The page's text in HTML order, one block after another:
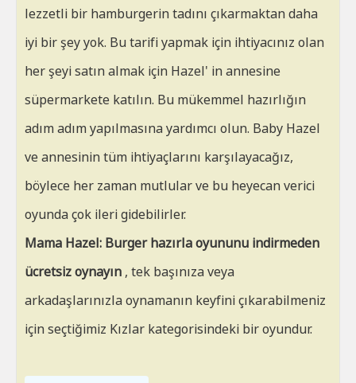
lezzetli bir hamburgerin tadını çıkarmaktan daha
iyi bir şey yok. Bu tarifi yapmak için ihtiyacınız olan
her şeyi satın almak için Hazel' in annesine
süpermarkete katılın. Bu mükemmel hazırlığın
adım adım yapılmasına yardımcı olun. Baby Hazel
ve annesinin tüm ihtiyaçlarını karşılayacağız,
böylece her zaman mutlular ve bu heyecan verici
oyunda çok ileri gidebilirler.
Mama Hazel: Burger hazırla oyununu indirmeden
ücretsiz oynayın , tek başınıza veya
arkadaşlarınızla oynamanın keyfini çıkarabilmeniz
için seçtiğimiz Kızlar kategorisindeki bir oyundur.